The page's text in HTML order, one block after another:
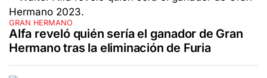
GRAN HERMANO
Alfa reveló quién sería el ganador de Gran
Hermano tras la eliminación de Furia